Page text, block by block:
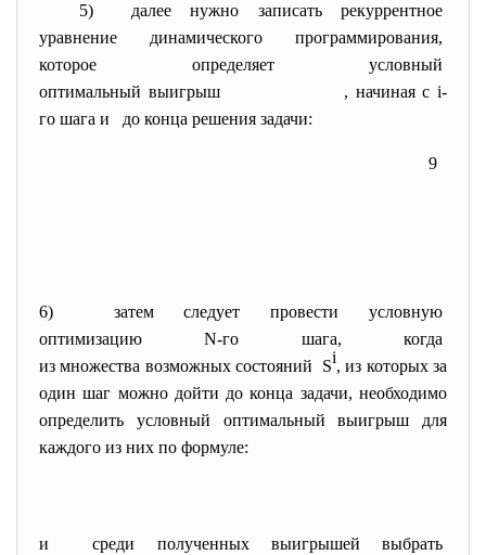
5) далее нужно записатьрекуррентное
уравнение динамического программирования,
которое определяет условный
оптимальный выигрыш
, начиная с i-
го шага и до конца решения задачи:
9
6) затем следует провести условную
оптимизацию N-го шага, когда
из множества возможныхсостояний Si, из которых за
один шаг можно дойти до конца задачи, необходимо
определить условный оптимальный выигрыш для
каждого из них по формуле:
и среди полученных выигрышей выбрать